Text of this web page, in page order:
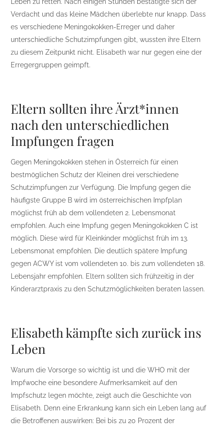
Verdacht und das kleine Mädchen überlebte nur knapp. Dass
es verschiedene Meningokokken-Erreger und daher
unterschiedliche Schutzimpfungen gibt, wussten ihre Eltern
zu diesem Zeitpunkt nicht. Elisabeth war nur gegen eine der
Erregergruppen geimpft.
Eltern sollten ihre Ärzt*innen
nach den unterschiedlichen
Impfungen fragen
Gegen Meningokokken stehen in Österreich für einen
bestmöglichen Schutz der Kleinen drei verschiedene
Schutzimpfungen zur Verfügung. Die Impfung gegen die
häufigste Gruppe B wird im österreichischen Impfplan
möglichst früh ab dem vollendeten 2. Lebensmonat
empfohlen. Auch eine Impfung gegen Meningokokken C ist
möglich. Diese wird für Kleinkinder möglichst früh im 13.
Lebensmonat empfohlen. Die deutlich spätere Impfung
gegen ACWY ist vom vollendeten 10. bis zum vollendeten 18.
Lebensjahr empfohlen. Eltern sollten sich frühzeitig in der
Kinderarztpraxis zu den Schutzmöglichkeiten beraten lassen.
Elisabeth kämpfte sich zurück ins
Leben
Warum die Vorsorge so wichtig ist und die WHO mit der
Impfwoche eine besondere Aufmerksamkeit auf den
Impfschutz legen möchte, zeigt auch die Geschichte von
Elisabeth. Denn eine Erkrankung kann sich ein Leben lang auf
die Betroffenen auswirken: Bei bis zu 20 Prozent der